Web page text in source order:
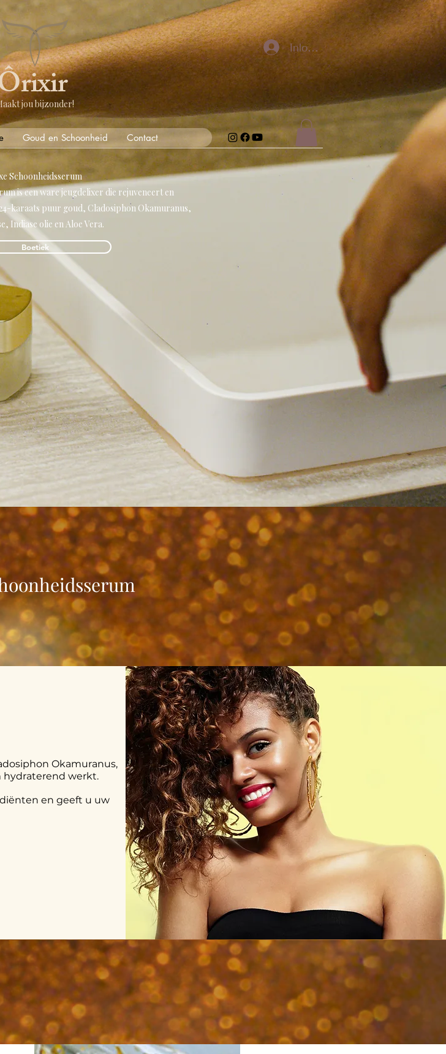
jou bijzonder!
Inloggen
Goud en Schoonheid Contact
Schoonheidsserum
is een ware jeugdelixer die rejuveneert en
karaats puur goud, Cladosiphon Okamuranus,
Indiase olie en Aloe Vera.
Boetiek
Okamuranus,
hydraterend werkt.
en geeft u uw